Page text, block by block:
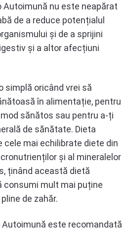
Autoimună nu este neapărat
de a reduce potențialul
și de a sprijini
și a altor afecțiuni
simplă oricând vrei să
în alimentație, pentru
sănătos sau pentru a-ți
de sănătate. Dieta
cele mai echilibrate diete din
și al mineralelor
ținând această dietă
consumi mult mai puține
de zahăr.
Autoimună este recomandată